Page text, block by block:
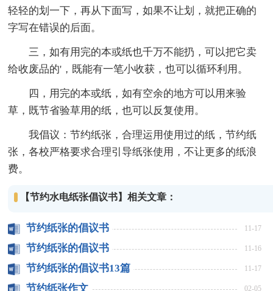
轻轻的划一下，再从下面写，如果不让划，就把正确的
字写在错误的后面。
三，如有用完的本或纸也千万不能扔，可以把它卖
给收废品的'，既能有一笔小收获，也可以循环利用。
四，用完的本或纸，如有空余的地方可以用来验
草，既节省验草用的纸，也可以反复使用。
我倡议：节约纸张，合理运用使用过的纸，节约纸
张，各校严格要求合理引导纸张使用，不让更多的纸浪
费。
【节约水电纸张倡议书】相关文章：
节约纸张的倡议书 11-17
节约纸张的倡议书 11-16
节约纸张的倡议书13篇 11-17
节约纸张作文 02-05